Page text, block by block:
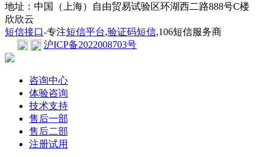
地址：中国（上海）自由贸易试验区环湖西二路888号C楼
欣欣云
短信接口-专注短信平台,验证码短信,106短信服务商
沪ICP备2022008703号
咨询中心
体验咨询
技术支持
售后一部
售后二部
注册试用